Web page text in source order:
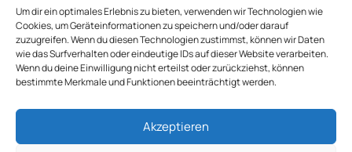
Um dir ein optimales Erlebnis zu bieten, verwenden wir Technologien wie
Cookies, um Geräteinformationen zu speichern und/oder darauf
zuzugreifen. Wenn du diesen Technologien zustimmst, können wir Daten
wie das Surfverhalten oder eindeutige IDs auf dieser Website verarbeiten.
Wenn du deine Einwilligung nicht erteilst oder zurückziehst, können
bestimmte Merkmale und Funktionen beeinträchtigt werden.
Akzeptieren
Lernspiele
Islamische Holzspiele
Quicklinks
Kontakt
Datenschutz
Widerrufsbelehrung